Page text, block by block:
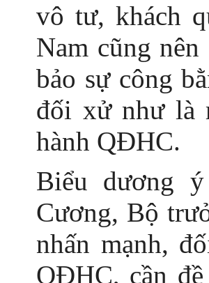
vô tư, khách
Nam cũng
bảo sự công
đối xử như là
hành QĐHC.
Biểu dương
Cương, Bộ
nhấn mạnh,
QĐHC, cần